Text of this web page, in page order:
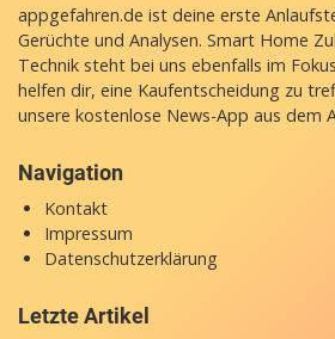
appgefahren.de ist deine erste
Gerüchte und Analysen. Smart Home
Technik steht bei uns ebenfalls im
helfen dir, eine Kaufentscheidung zu
unsere kostenlose News-App aus dem
Navigation
Kontakt
Impressum
Datenschutzerklärung
Letzte Artikel